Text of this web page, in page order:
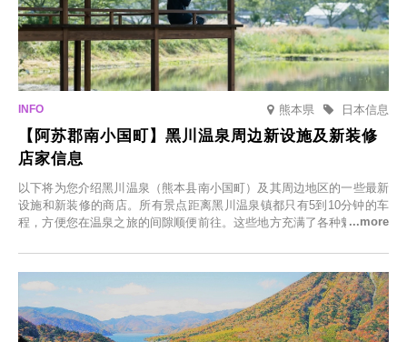
熊本県 日本信息
【阿苏郡南小国町】黑川温泉周边新设施及新装修
店家信息
以下将为您介绍黑川温泉（熊本县南小国町）及其周边地区的一些最新
设施和新装修的商店。所有景点距离黑川温泉镇都只有5到10分钟的车
程，方便您在温泉之旅的间隙顺便前往。这些地方充满了各种魅力，包
食材的餐厅。让您体验黑川温泉的全新乐趣。